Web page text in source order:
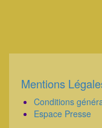
Corps
Mentions
Conditions
Espace Presse